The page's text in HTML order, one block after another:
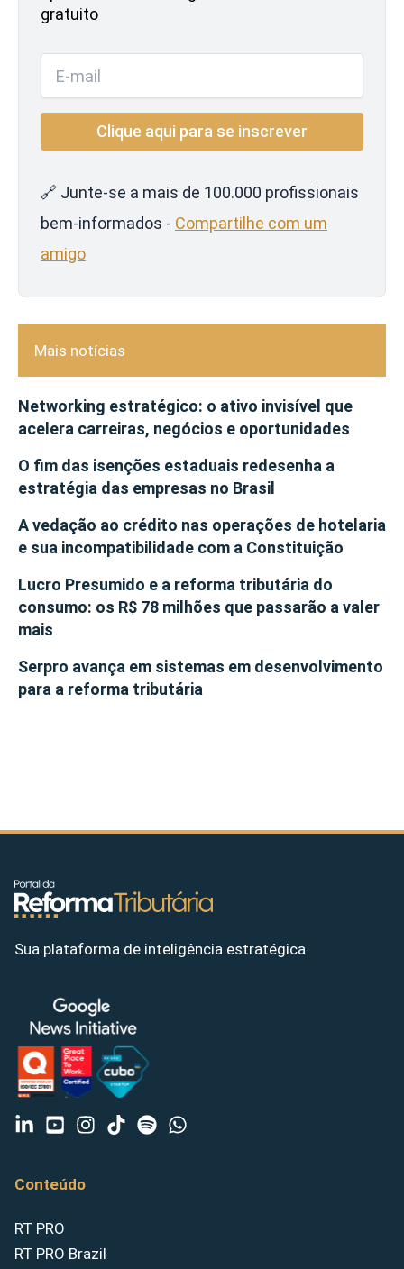
gratuito
🔗 Junte-se a mais de 100.000 profissionais
bem-informados - Compartilhe com um
amigo
Mais notícias
Networking estratégico: o ativo invisível que
acelera carreiras, negócios e oportunidades
O fim das isenções estaduais redesenha a
estratégia das empresas no Brasil
A vedação ao crédito nas operações de hotelaria
e sua incompatibilidade com a Constituição
Lucro Presumido e a reforma tributária do
consumo: os R$ 78 milhões que passarão a valer
mais
Serpro avança em sistemas em desenvolvimento
para a reforma tributária
Sua plataforma de inteligência estratégica
Conteúdo
RT PRO
RT PRO Brazil